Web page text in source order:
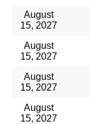
August
15, 2027
August
15, 2027
August
15, 2027
August
15, 2027